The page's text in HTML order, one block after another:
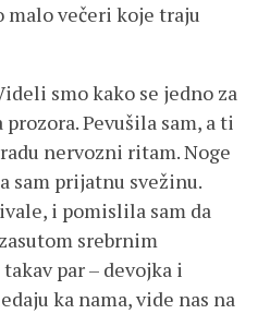
malo večeri koje traju
smo kako se jedno za
Pevušila sam, a ti
nervozni ritam. Noge
sam prijatnu svežinu.
i pomislila sam da
srebrnim
par – devojka i
ka nama, vide nas na